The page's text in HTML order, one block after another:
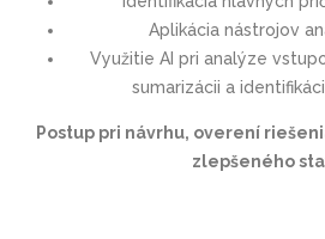
Aplikácia nástrojov
Využitie AI pri analýze
sumarizácii a
Postup pri návrhu, overení
zlepšeného